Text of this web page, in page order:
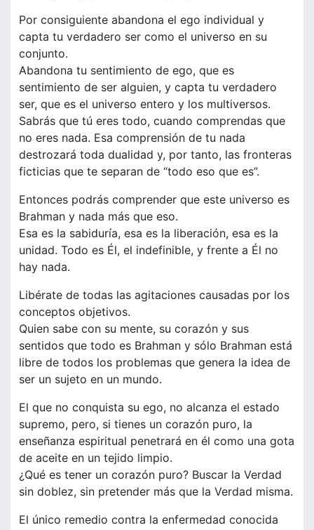
Por consiguiente abandona el ego individual y
capta tu verdadero ser como el universo en su
conjunto.
Abandona tu sentimiento de ego, que es
sentimiento de ser alguien, y capta tu verdadero
ser, que es el universo entero y los multiversos.
Sabrás que tú eres todo, cuando comprendas que
no eres nada. Esa comprensión de tu nada
destrozará toda dualidad y, por tanto, las fronteras
ficticias que te separan de “todo eso que es”.
Entonces podrás comprender que este universo es
Brahman y nada más que eso.
Esa es la sabiduría, esa es la liberación, esa es la
unidad. Todo es Él, el indefinible, y frente a Él no
hay nada.
Libérate de todas las agitaciones causadas por los
conceptos objetivos.
Quien sabe con su mente, su corazón y sus
sentidos que todo es Brahman y sólo Brahman está
libre de todos los problemas que genera la idea de
ser un sujeto en un mundo.
El que no conquista su ego, no alcanza el estado
supremo, pero, si tienes un corazón puro, la
enseñanza espiritual penetrará en él como una gota
de aceite en un tejido limpio.
¿Qué es tener un corazón puro? Buscar la Verdad
sin doblez, sin pretender más que la Verdad misma.
El único remedio contra la enfermedad conocida